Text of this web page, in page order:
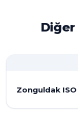
Zonguldak